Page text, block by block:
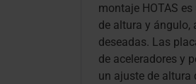
montaje HOTAS
de altura y ángulo,
deseadas. Las
de aceleradores y
un ajuste de altura